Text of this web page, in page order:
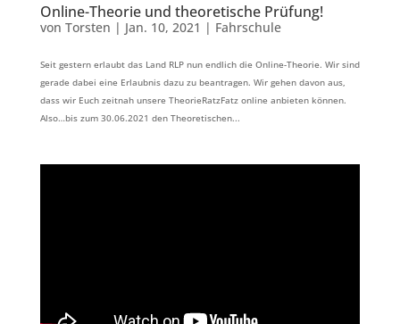
Online-Theorie und theoretische Prüfung!
von Torsten | Jan. 10, 2021 | Fahrschule
Seit gestern erlaubt das Land RLP nun endlich die Online-Theorie. Wir sind
gerade dabei eine Erlaubnis dazu zu beantragen. Wir gehen davon aus,
dass wir Euch zeitnah unsere TheorieRatzFatz online anbieten können.
Also…bis zum 30.06.2021 den Theoretischen...